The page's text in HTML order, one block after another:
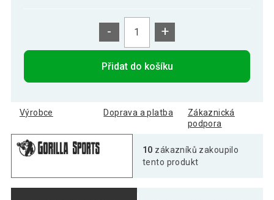
- +
Přidat do košíku
Výrobce Doprava a platba
Zákaznická
podpora
10 zákazníků zakoupilo
tento produkt